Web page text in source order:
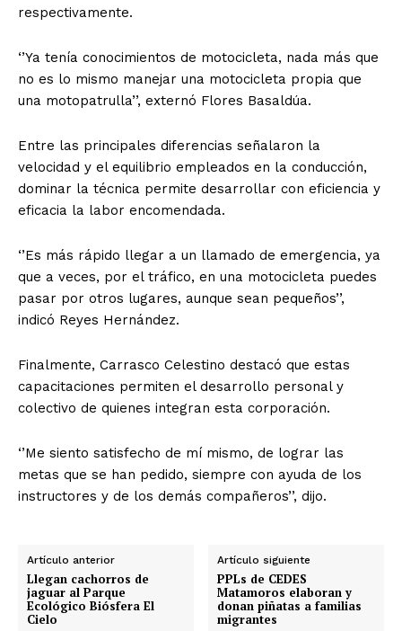
respectivamente.
‘’Ya tenía conocimientos de motocicleta, nada más que
no es lo mismo manejar una motocicleta propia que
una motopatrulla’’, externó Flores Basaldúa.
Entre las principales diferencias señalaron la
velocidad y el equilibrio empleados en la conducción,
dominar la técnica permite desarrollar con eficiencia y
eficacia la labor encomendada.
‘’Es más rápido llegar a un llamado de emergencia, ya
que a veces, por el tráfico, en una motocicleta puedes
pasar por otros lugares, aunque sean pequeños’’,
indicó Reyes Hernández.
Finalmente, Carrasco Celestino destacó que estas
capacitaciones permiten el desarrollo personal y
colectivo de quienes integran esta corporación.
‘’Me siento satisfecho de mí mismo, de lograr las
metas que se han pedido, siempre con ayuda de los
instructores y de los demás compañeros’’, dijo.
Artículo anterior
Llegan cachorros de
jaguar al Parque
Ecológico Biósfera El
Cielo
Artículo siguiente
PPLs de CEDES
Matamoros elaboran y
donan piñatas a familias
migrantes